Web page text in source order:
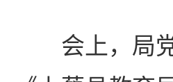
会上，局党